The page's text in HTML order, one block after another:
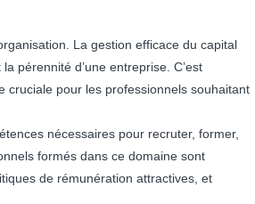
La gestion efficace du capital
pérennité d’une entreprise. C’est
cruciale pour les professionnels souhaitant
nécessaires pour recruter, former,
formés dans ce domaine sont
de rémunération attractives, et